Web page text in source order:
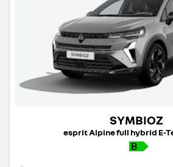
SYMBIOZ
esprit Alpine full hybrid E-